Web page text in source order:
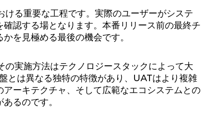
る重要な工程です。実際のユーザーがシステ
認する場となります。本番リリース前の最終チ
を見極める最後の機会です。
実施方法はテクノロジースタックによって大
とは異なる独特の特徴があり、UATはより複雑
ーキテクチャ、そして広範なエコシステムとの
るのです。